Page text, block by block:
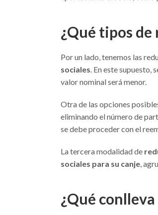
¿Qué tipos
Por un lado, tenemos las
sociales. En este
valor nominal será menor.
Otra de las opciones
eliminando el número de
se debe proceder con el
La tercera modalidad de
sociales para su canje,
¿Qué